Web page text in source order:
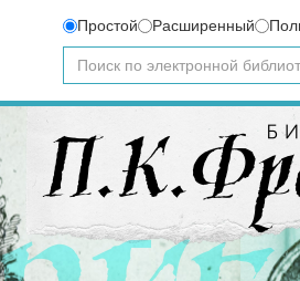
Простой Расширенный